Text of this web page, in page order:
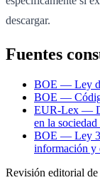
descargar.
Fuentes
BOE — Ley
BOE —
EUR-Lex —
en la
BOE — Ley
información y
Revisión editorial de